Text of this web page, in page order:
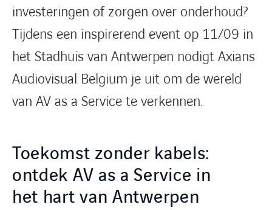
investeringen of zorgen over onderhoud?
Tijdens een inspirerend event op 11/09 in
het Stadhuis van Antwerpen nodigt Axians
Audiovisual Belgium je uit om de wereld
van AV as a Service te verkennen.
Toekomst zonder kabels:
ontdek AV as a Service in
het hart van Antwerpen